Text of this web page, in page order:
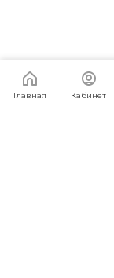
Главная Кабинет